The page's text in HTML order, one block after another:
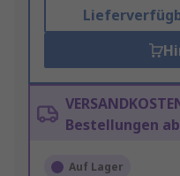
Bestellungen
Auf Lager